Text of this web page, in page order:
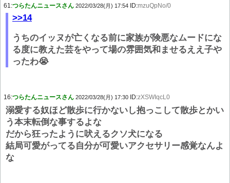
61:つらたんニュースさん 2022/03/28(月) 17:54 ID:mzuQpNo/0
>>14
うちのイッヌが亡くなる前に家族が険悪なムードにな
る度に教えた芸をやって場の雰囲気和ませるええ子や
ったわ😭
16:つらたんニュースさん 2022/03/28(月) 17:30 ID:zXSWIqcL0
溺愛する奴ほど散歩に行かないし抱っこして散歩とかい
う本末転倒な事するよな
だから狂ったように吠えるクソ犬になる
結局可愛がってる自分が可愛いアクセサリー感覚なんよ
な